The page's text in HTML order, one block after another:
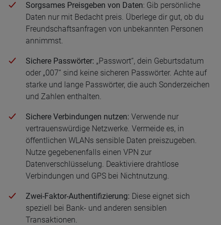
Sorgsames Preisgeben von Daten: Gib persönliche
Daten nur mit Bedacht preis. Überlege dir gut, ob du
Freundschaftsanfragen von unbekannten Personen
annimmst.
Sichere Passwörter: „Passwort“, dein Geburtsdatum
oder „007“ sind keine sicheren Passwörter. Achte auf
starke und lange Passwörter, die auch Sonderzeichen
und Zahlen enthalten.
Sichere Verbindungen nutzen: Verwende nur
vertrauenswürdige Netzwerke. Vermeide es, in
öffentlichen WLANs sensible Daten preiszugeben.
Nutze gegebenenfalls einen VPN zur
Datenverschlüsselung. Deaktiviere drahtlose
Verbindungen und GPS bei Nichtnutzung.
Zwei-Faktor-Authentifizierung: Diese eignet sich
speziell bei Bank- und anderen sensiblen
Transaktionen.